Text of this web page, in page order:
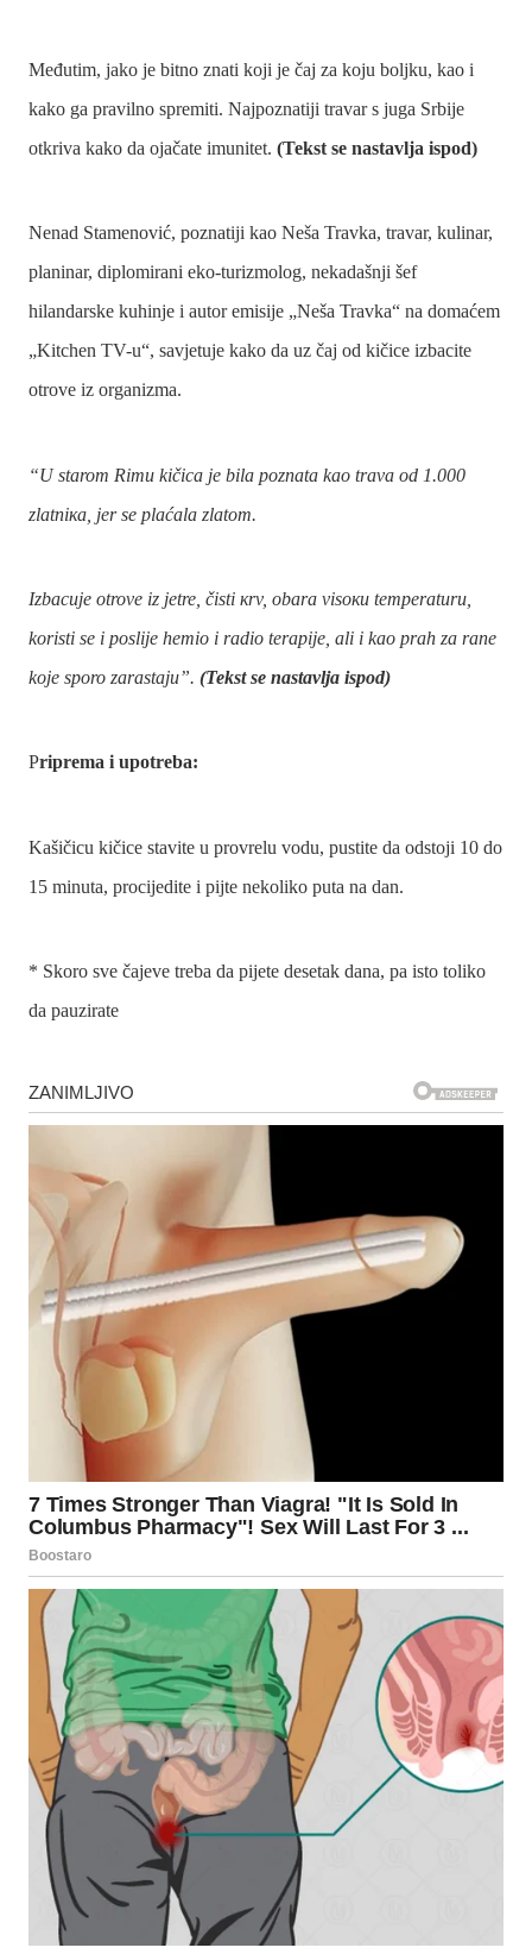
Međutim, jako je bitno znati koji je čaj za koju boljku, kao i
kako ga pravilno spremiti. Najpoznatiji travar s juga Srbije
otkriva kako da ojačate imunitet. (Tekst se nastavlja ispod)
Nenad Stamenović, poznatiji kao Neša Travka, travar, kulinar,
planinar, diplomirani eko-turizmolog, nekadašnji šef
hilandarske kuhinje i autor emisije „Neša Travka“ na domaćem
„Kitchen TV-u“, savjetuje kako da uz čaj od kičice izbacite
otrove iz organizma.
“U starom Rimu kičica je bila poznata kao trava od 1.000
zlatniкa, jer se plaćala zlatom.
Izbacuje otrove iz jetre, čisti кrv, obara visoкu temperaturu,
koristi se i poslije hemio i radio terapije, ali i kao prah za rane
koje sporo zarastaju”. (Tekst se nastavlja ispod)
Priprema i upotreba:
Kašičicu kičice stavite u provrelu vodu, pustite da odstoji 10 do
15 minuta, procijedite i pijte nekoliko puta na dan.
* Skoro sve čajeve treba da pijete desetak dana, pa isto toliko
da pauzirate